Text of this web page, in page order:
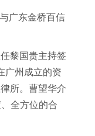
广东金桥百信
黎国贵主持签
广州成立的资
所。曹望华介
全方位的合